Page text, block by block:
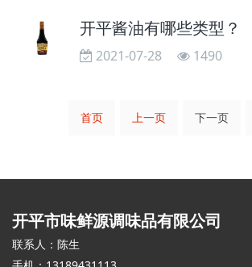
开平酱油有哪些类型？
2021-07-28 1490
首页 上一页 下一页
开平市味鲜源调味品有限公司
联系人：陈生